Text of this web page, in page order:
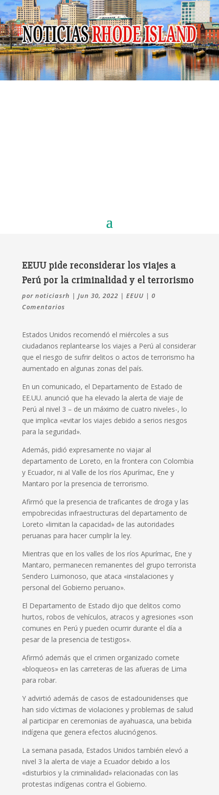
EEUU pide reconsiderar los viajes a
Perú por la criminalidad y el terrorismo
por noticiasrh | Jun 30, 2022 | EEUU | 0
Comentarios
Estados Unidos recomendó el miércoles a sus
ciudadanos replantearse los viajes a Perú al considerar
que el riesgo de sufrir delitos o actos de terrorismo ha
aumentado en algunas zonas del país.
En un comunicado, el Departamento de Estado de
EE.UU. anunció que ha elevado la alerta de viaje de
Perú al nivel 3 – de un máximo de cuatro niveles-, lo
que implica «evitar los viajes debido a serios riesgos
para la seguridad».
Además, pidió expresamente no viajar al
departamento de Loreto, en la frontera con Colombia
y Ecuador, ni al Valle de los ríos Apurímac, Ene y
Mantaro por la presencia de terrorismo.
Afirmó que la presencia de traficantes de droga y las
empobrecidas infraestructuras del departamento de
Loreto «limitan la capacidad» de las autoridades
peruanas para hacer cumplir la ley.
Mientras que en los valles de los ríos Apurímac, Ene y
Mantaro, permanecen remanentes del grupo terrorista
Sendero Luimonoso, que ataca «instalaciones y
personal del Gobierno peruano».
El Departamento de Estado dijo que delitos como
hurtos, robos de vehículos, atracos y agresiones «son
comunes en Perú y pueden ocurrir durante el día a
pesar de la presencia de testigos».
Afirmó además que el crimen organizado comete
«bloqueos» en las carreteras de las afueras de Lima
para robar.
Y advirtió además de casos de estadounidenses que
han sido víctimas de violaciones y problemas de salud
al participar en ceremonias de ayahuasca, una bebida
indígena que genera efectos alucinógenos.
La semana pasada, Estados Unidos también elevó a
nivel 3 la alerta de viaje a Ecuador debido a los
«disturbios y la criminalidad» relacionadas con las
protestas indígenas contra el Gobierno.